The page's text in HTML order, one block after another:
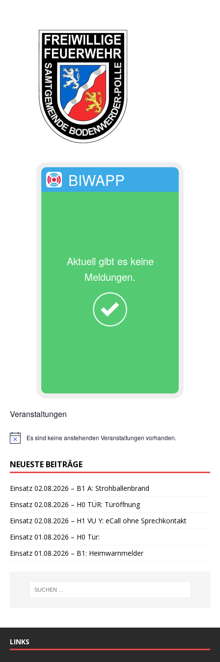
BIWAPP
Aktuell gibt es keine
Meldungen.
Veranstaltungen
H
w
e
s
Es sind keine anstehenden Veranstaltungen vorhanden.
NEUESTE BEITRÄGE
Einsatz 02.08.2026 – B1 A: Strohballenbrand
Einsatz 02.08.2026 – H0 TÜR: Türöffnung
Einsatz 02.08.2026 – H1 VU Y: eCall ohne Sprechkontakt
Einsatz 01.08.2026 – H0 Tür:
Einsatz 01.08.2026 – B1: Heimwarnmelder
LINKS